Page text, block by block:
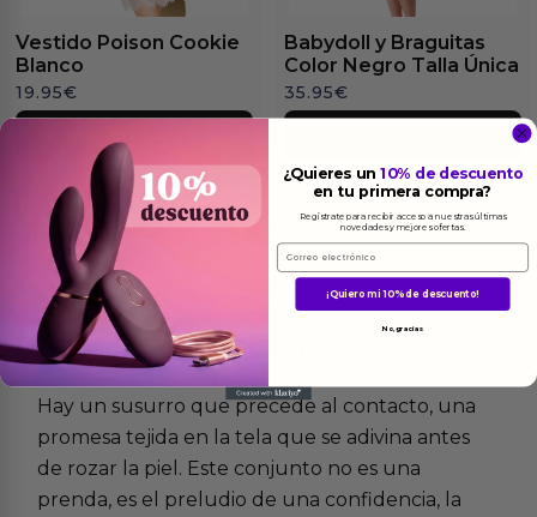
Vestido Poison Cookie
Blanco
19.95€
Babydoll y Braguitas
Color Negro Talla Única
35.95€
Másinformacion
Hay un susurro que precede al contacto, una
promesa tejida en la tela que se adivina antes
de rozar la piel. Este conjunto no es una
prenda, es el preludio de una confidencia, la
¿Quieres un10% de descuento
en tu primera compra?
Regístrate para recibir acceso a nuestras últimas
novedades y mejores ofertas.
Email
¡Quiero mi 10% de descuento!
No, gracias